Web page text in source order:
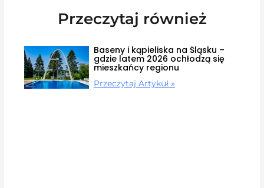
Przeczytaj również
Baseny i kąpieliska na Śląsku –
gdzie latem 2026 ochłodzą się
mieszkańcy regionu
Przeczytaj Artykuł »